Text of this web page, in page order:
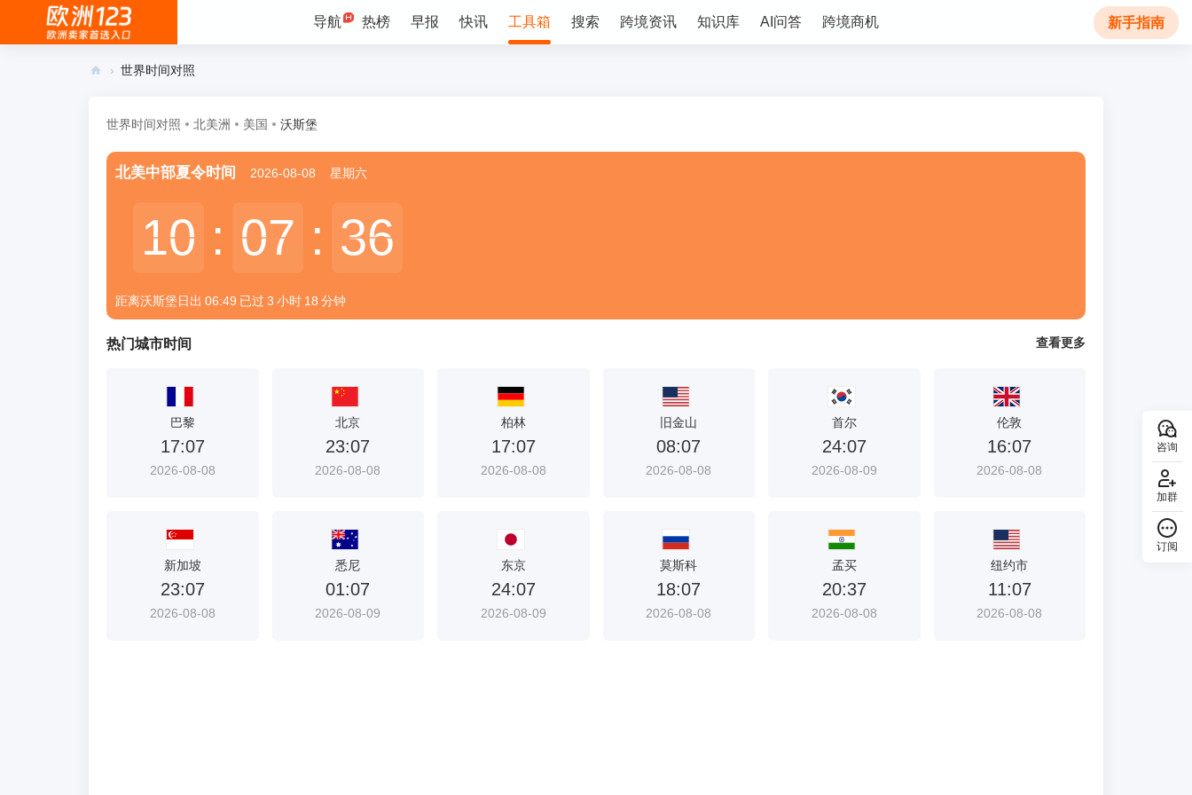
导航 热榜 早报 快讯 工具箱 搜索 跨境资讯 知识库 AI问答 跨境商机 新手指南
咨询
加群
订阅
› 世界时间对照
世界时间对照 北美洲 美国 沃斯堡
北美中部夏令时间 2026-08-08 星期六
10
10 : 07
07 : 36
36
距离沃斯堡日出 06:49 已过 3 小时 18 分钟
热门城市时间 查看更多
巴黎
17:07
2026-08-08
北京
23:07
2026-08-08
柏林
17:07
2026-08-08
旧金山
08:07
2026-08-08
首尔
24:07
2026-08-09
伦敦
16:07
2026-08-08
新加坡
23:07
2026-08-08
悉尼
01:07
2026-08-09
东京
24:07
2026-08-09
莫斯科
18:07
2026-08-08
孟买
20:37
2026-08-08
纽约市
11:07
2026-08-08